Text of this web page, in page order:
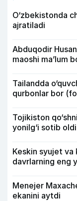
O‘zbekistonda
ajratiladi
Abduqodir
maoshi ma’lum
Tailandda
qurbonlar bor
Tojikiston
yonilg‘i sotib
Keskin syujet va
davrlarning eng
Menejer
ekanini aytdi